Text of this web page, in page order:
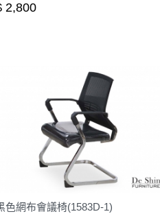
2,800
色網布會議椅(1583D-1)